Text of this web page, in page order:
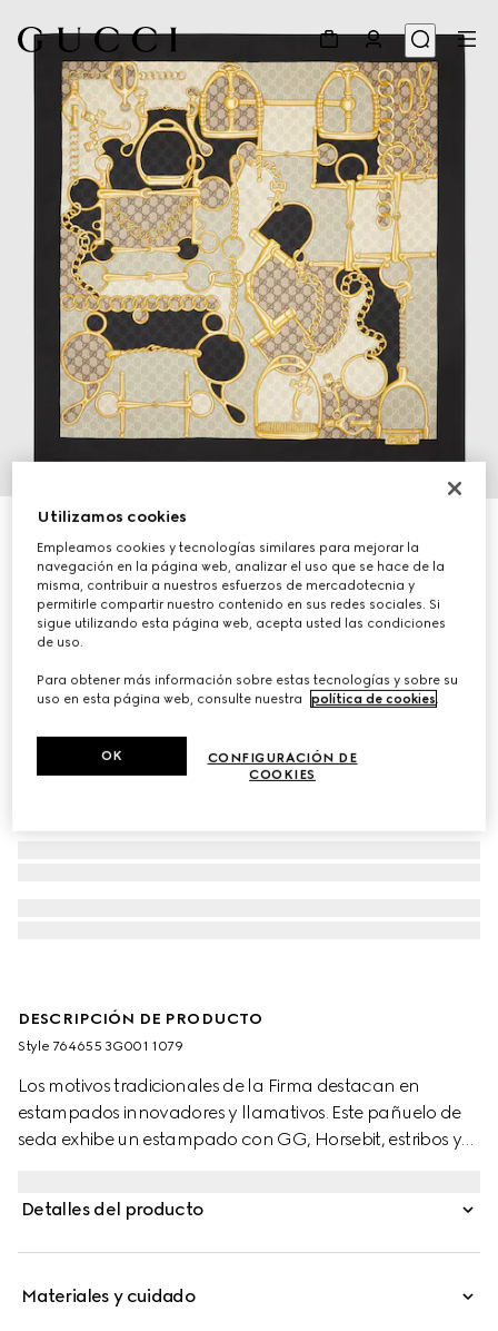
Pañuelo cuadrado de sarga de seda estampada
€ 490
DESCRIPCIÓN DE PRODUCTO
Style ‎764655 3G001 1079
Los motivos tradicionales de la Firma destacan en
estampados innovadores y llamativos. Este pañuelo de
seda exhibe un estampado con GG, Horsebit, estribos y
el elegante diseño.
Detalles del producto
Materiales y cuidado
Utilizamos cookies
Empleamos cookies y tecnologías similares para mejorar la
navegación en la página web, analizar el uso que se hace de la
misma, contribuir a nuestros esfuerzos de mercadotecnia y
permitirle compartir nuestro contenido en sus redes sociales. Si
sigue utilizando esta página web, acepta usted las condiciones
de uso.
Para obtener más información sobre estas tecnologías y sobre su
uso en esta página web, consulte nuestra
política de cookies
CONFIGURACIÓN DE
COOKIES
OK